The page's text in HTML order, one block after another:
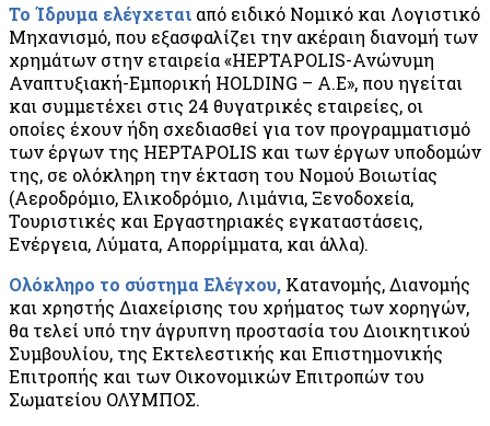
Το Ίδρυμα ελέγχεται από ειδικό Νομικό και Λογιστικό
Μηχανισμό, που εξασφαλίζει την ακέραιη διανομή των
χρημάτων στην εταιρεία «HEPTAPOLIS-Ανώνυμη
Αναπτυξιακή-Εμπορική HOLDING – Α.Ε», που ηγείται
και συμμετέχει στις 24 θυγατρικές εταιρείες, οι
οποίες έχουν ήδη σχεδιασθεί για τον προγραμματισμό
των έργων της HEPTAPOLIS και των έργων υποδομών
της, σε ολόκληρη την έκταση του Νομού Βοιωτίας
(Αεροδρόμιο, Ελικοδρόμιο, Λιμάνια, Ξενοδοχεία,
Τουριστικές και Εργαστηριακές εγκαταστάσεις,
Ενέργεια, Λύματα, Απορρίμματα, και άλλα).
Ολόκληρο το σύστημα Ελέγχου, Κατανομής, Διανομής
και χρηστής Διαχείρισης του χρήματος των χορηγών,
θα τελεί υπό την άγρυπνη προστασία του Διοικητικού
Συμβουλίου, της Εκτελεστικής και Επιστημονικής
Επιτροπής και των Οικονομικών Επιτροπών του
Σωματείου ΟΛΥΜΠΟΣ.